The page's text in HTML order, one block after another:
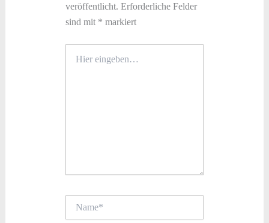
veröffentlicht. Erforderliche Felder
sind mit * markiert
eingeben…